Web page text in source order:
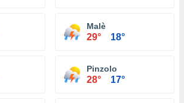
Malè
29° 18°
Pinzolo
28° 17°